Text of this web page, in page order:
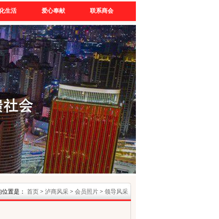
生活 爱心奉献 联系商会
置是： 首页> 泸商风采> 会员照片> 领导风采